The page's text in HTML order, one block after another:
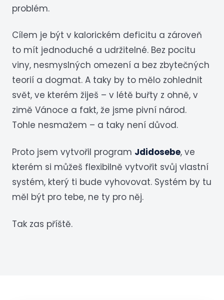
problém.
Cílem je být v kalorickém deficitu a zároveň
to mít jednoduché a udržitelné. Bez pocitu
viny, nesmyslných omezení a bez zbytečných
teorií a dogmat. A taky by to mělo zohlednit
svět, ve kterém žiješ – v létě buřty z ohně, v
zimě Vánoce a fakt, že jsme pivní národ.
Tohle nesmažem – a taky není důvod.
Proto jsem vytvořil program Jdidosebe, ve
kterém si můžeš flexibilně vytvořit svůj vlastní
systém, který ti bude vyhovovat. Systém by tu
měl být pro tebe, ne ty pro něj.
Tak zas příště.